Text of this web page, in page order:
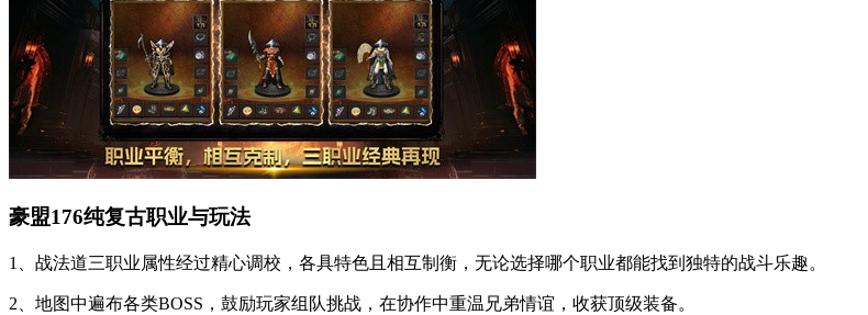
豪盟176纯复古职业与玩法
1、战法道三职业属性经过精心调校，各具特色且相互制衡，无论选择哪个职业都能找到独特的战斗乐趣。
2、地图中遍布各类BOSS，鼓励玩家组队挑战，在协作中重温兄弟情谊，收获顶级装备。